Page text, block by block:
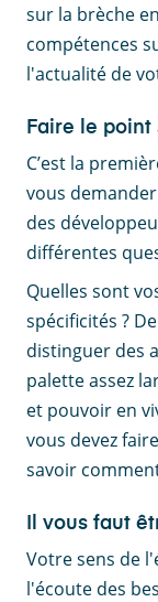
sur la brèche
compétences
l'actualité de
Faire le
C’est la
vous
des
différentes
Quelles sont
spécificités ?
distinguer des
palette assez
et pouvoir en
vous devez
savoir
Il vous faut
Votre sens de
l'écoute des